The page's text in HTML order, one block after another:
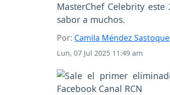
MasterChef Celebrity
sabor a muchos.
Por: Camila Méndez Sastoque
Lun, 07 Jul 2025 11:49 am